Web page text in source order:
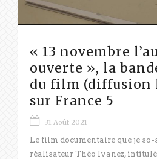
« 13 novembre
ouverte », la
du film (diffusion
sur France 5
31 Août 2021
Le film documentaire que je so-
réalisateur Théo Ivanez, intitulé